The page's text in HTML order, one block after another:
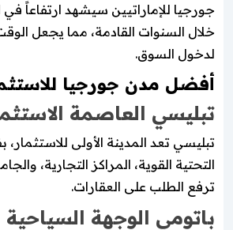
جورجيا للإماراتيين سيشهد ارتفاعاً في
خلال السنوات القادمة، مما يجعل
لدخول السوق.
أفضل مدن جورجيا
تبليسي العاصمة
تبليسي تعد المدينة الأولى للاستثمار،
التحتية القوية، المراكز التجارية،
ترفع الطلب على العقارات.
باتومي الوجهة السياحية